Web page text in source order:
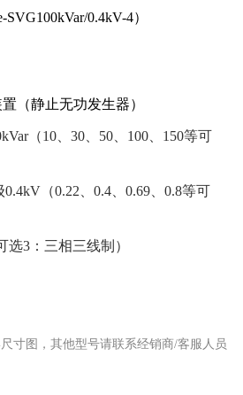
SVG100kVar/0.4kV-4）
司
（静止无功发生器）
（10、30、50、100、150等可
（0.22、0.4、0.69、0.8等可
选3：三相三线制）
寸图，其他型号请联系经销商/客服人员